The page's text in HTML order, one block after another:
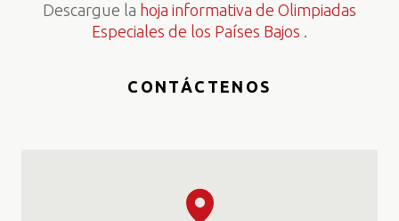
Descargue la hoja informativa de Olimpiadas
Especiales de los Países Bajos .
CONTÁCTENOS